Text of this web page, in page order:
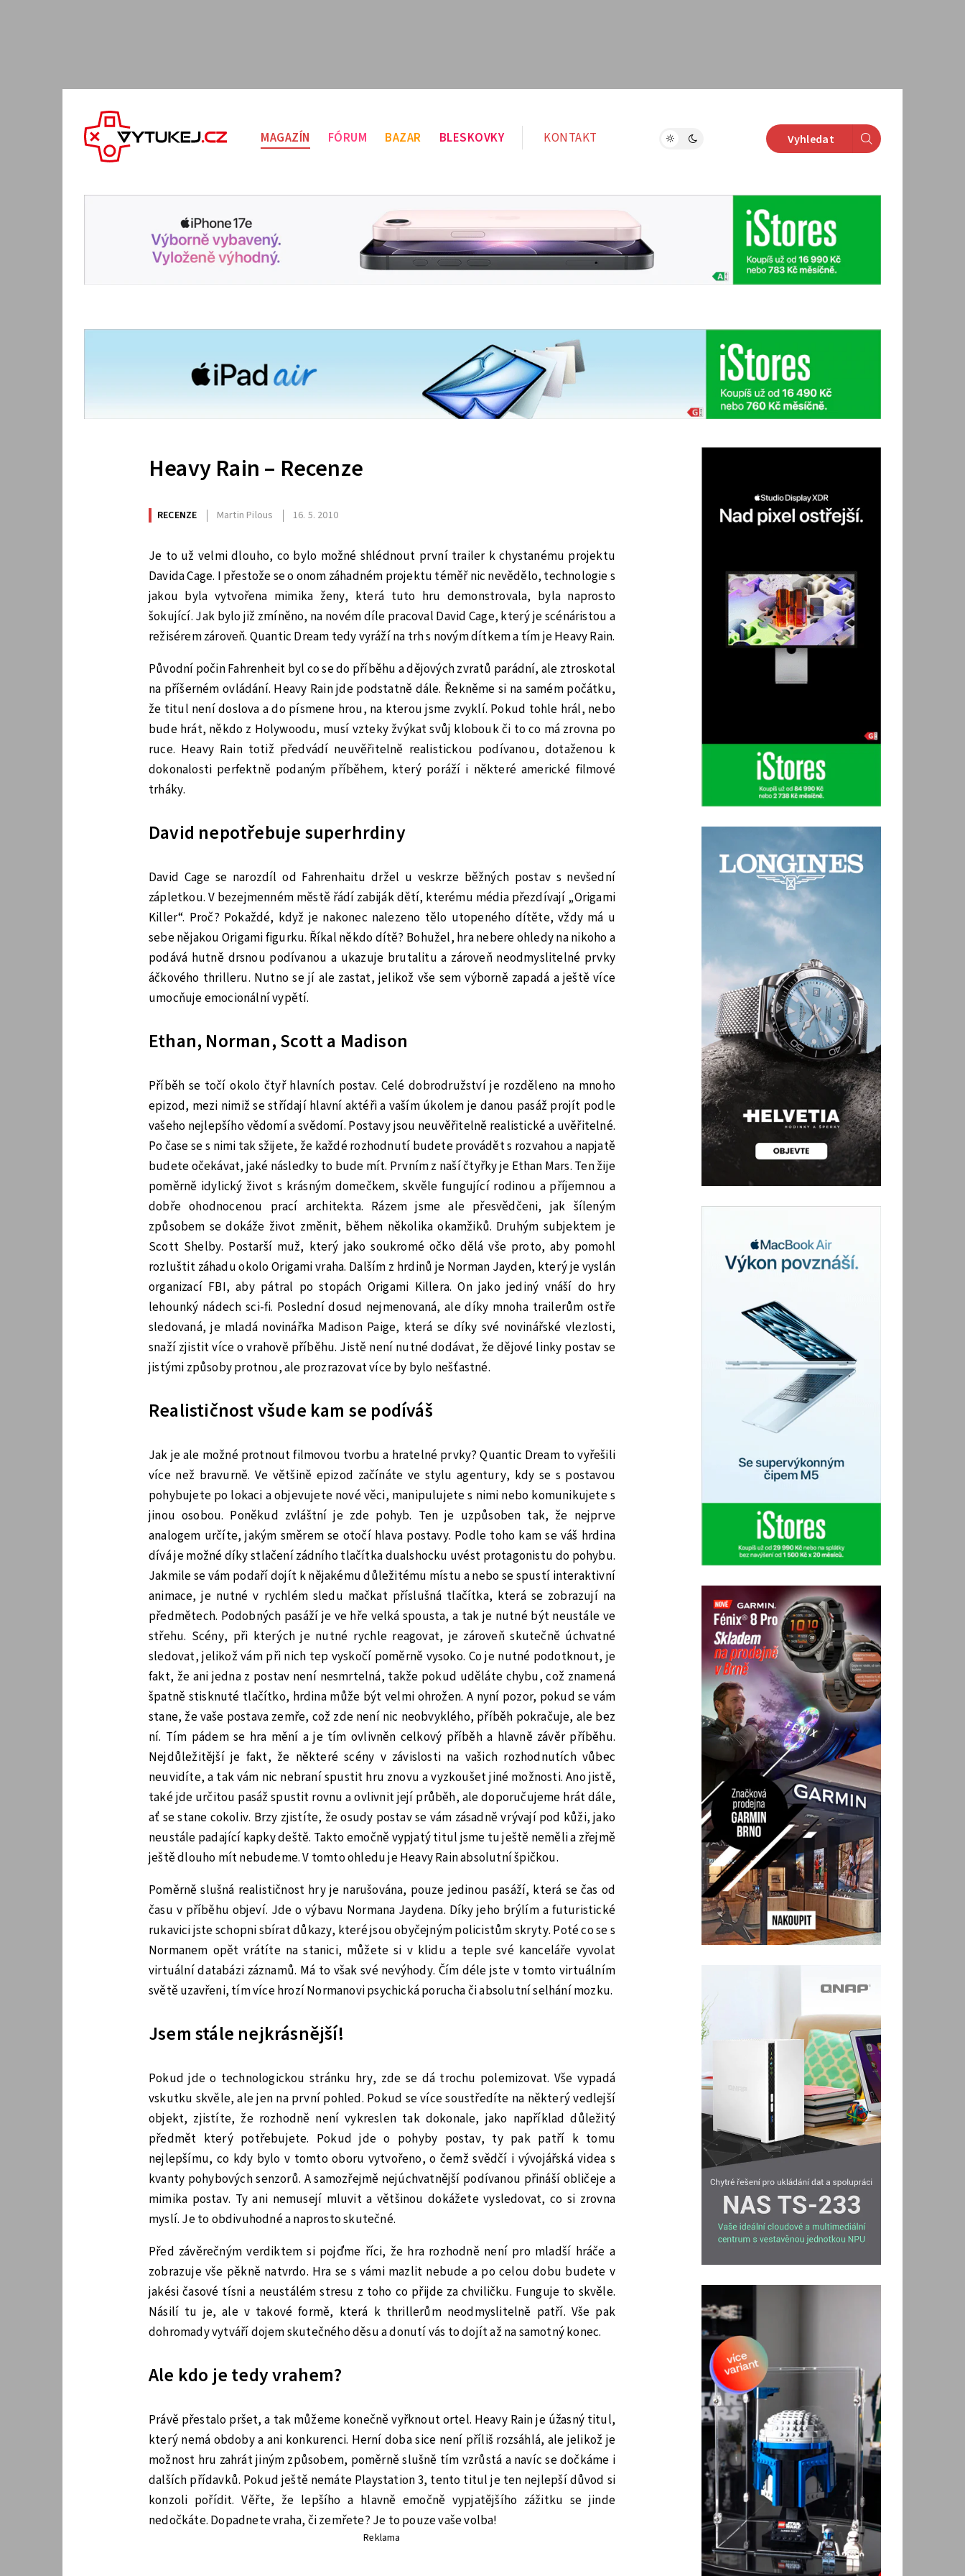
MAGAZÍN FÓRUM BAZAR BLESKOVKY KONTAKT Vyhledat
Heavy Rain – Recenze
RECENZE Martin Pilous 16. 5. 2010
Je to už velmi dlouho, co bylo možné shlédnout první trailer k chystanému projektu
Davida Cage. I přestože se o onom záhadném projektu téměř nic nevědělo, technologie s
jakou byla vytvořena mimika ženy, která tuto hru demonstrovala, byla naprosto
šokující. Jak bylo již zmíněno, na novém díle pracoval David Cage, který je scénáristou a
režisérem zároveň. Quantic Dream tedy vyráží na trh s novým dítkem a tím je Heavy Rain.
Původní počin Fahrenheit byl co se do příběhu a dějových zvratů parádní, ale ztroskotal
na příšerném ovládání. Heavy Rain jde podstatně dále. Řekněme si na samém počátku,
že titul není doslova a do písmene hrou, na kterou jsme zvyklí. Pokud tohle hrál, nebo
bude hrát, někdo z Holywoodu, musí vzteky žvýkat svůj klobouk či to co má zrovna po
ruce. Heavy Rain totiž předvádí neuvěřitelně realistickou podívanou, dotaženou k
dokonalosti perfektně podaným příběhem, který poráží i některé americké filmové
trháky.
David nepotřebuje superhrdiny
David Cage se narozdíl od Fahrenhaitu držel u veskrze běžných postav s nevšední
zápletkou. V bezejmenném městě řádí zabiják dětí, kterému média přezdívají „Origami
Killer“. Proč? Pokaždé, když je nakonec nalezeno tělo utopeného dítěte, vždy má u
sebe nějakou Origami figurku. Říkal někdo dítě? Bohužel, hra nebere ohledy na nikoho a
podává hutně drsnou podívanou a ukazuje brutalitu a zároveň neodmyslitelné prvky
áčkového thrilleru. Nutno se jí ale zastat, jelikož vše sem výborně zapadá a ještě více
umocňuje emocionální vypětí.
Ethan, Norman, Scott a Madison
Příběh se točí okolo čtyř hlavních postav. Celé dobrodružství je rozděleno na mnoho
epizod, mezi nimiž se střídají hlavní aktéři a vaším úkolem je danou pasáž projít podle
vašeho nejlepšího vědomí a svědomí. Postavy jsou neuvěřitelně realistické a uvěřitelné.
Po čase se s nimi tak sžijete, že každé rozhodnutí budete provádět s rozvahou a napjatě
budete očekávat, jaké následky to bude mít. Prvním z naší čtyřky je Ethan Mars. Ten žije
poměrně idylický život s krásným domečkem, skvěle fungující rodinou a příjemnou a
dobře ohodnocenou prací architekta. Rázem jsme ale přesvědčeni, jak šíleným
způsobem se dokáže život změnit, během několika okamžiků. Druhým subjektem je
Scott Shelby. Postarší muž, který jako soukromé očko dělá vše proto, aby pomohl
rozluštit záhadu okolo Origami vraha. Dalším z hrdinů je Norman Jayden, který je vyslán
organizací FBI, aby pátral po stopách Origami Killera. On jako jediný vnáší do hry
lehounký nádech sci-fi. Poslední dosud nejmenovaná, ale díky mnoha trailerům ostře
sledovaná, je mladá novinářka Madison Paige, která se díky své novinářské vlezlosti,
snaží zjistit více o vrahově příběhu. Jistě není nutné dodávat, že dějové linky postav se
jistými způsoby protnou, ale prozrazovat více by bylo nešťastné.
Realističnost všude kam se podíváš
Jak je ale možné protnout filmovou tvorbu a hratelné prvky? Quantic Dream to vyřešili
více než bravurně. Ve většině epizod začínáte ve stylu agentury, kdy se s postavou
pohybujete po lokaci a objevujete nové věci, manipulujete s nimi nebo komunikujete s
jinou osobou. Poněkud zvláštní je zde pohyb. Ten je uzpůsoben tak, že nejprve
analogem určíte, jakým směrem se otočí hlava postavy. Podle toho kam se váš hrdina
dívá je možné díky stlačení zádního tlačítka dualshocku uvést protagonistu do pohybu.
Jakmile se vám podaří dojít k nějakému důležitému místu a nebo se spustí interaktivní
animace, je nutné v rychlém sledu mačkat příslušná tlačítka, která se zobrazují na
předmětech. Podobných pasáží je ve hře velká spousta, a tak je nutné být neustále ve
střehu. Scény, při kterých je nutné rychle reagovat, je zároveň skutečně úchvatné
sledovat, jelikož vám při nich tep vyskočí poměrně vysoko. Co je nutné podotknout, je
fakt, že ani jedna z postav není nesmrtelná, takže pokud uděláte chybu, což znamená
špatně stisknuté tlačítko, hrdina může být velmi ohrožen. A nyní pozor, pokud se vám
stane, že vaše postava zemře, což zde není nic neobvyklého, příběh pokračuje, ale bez
ní. Tím pádem se hra mění a je tím ovlivněn celkový příběh a hlavně závěr příběhu.
Nejdůležitější je fakt, že některé scény v závislosti na vašich rozhodnutích vůbec
neuvidíte, a tak vám nic nebraní spustit hru znovu a vyzkoušet jiné možnosti. Ano jistě,
také jde určitou pasáž spustit rovnu a ovlivnit její průběh, ale doporučujeme hrát dále,
ať se stane cokoliv. Brzy zjistíte, že osudy postav se vám zásadně vrývají pod kůži, jako
neustále padající kapky deště. Takto emočně vypjatý titul jsme tu ještě neměli a zřejmě
ještě dlouho mít nebudeme. V tomto ohledu je Heavy Rain absolutní špičkou.
Poměrně slušná realističnost hry je narušována, pouze jedinou pasáží, která se čas od
času v příběhu objeví. Jde o výbavu Normana Jaydena. Díky jeho brýlím a futuristické
rukavici jste schopni sbírat důkazy, které jsou obyčejným policistům skryty. Poté co se s
Normanem opět vrátíte na stanici, můžete si v klidu a teple své kanceláře vyvolat
virtuální databázi záznamů. Má to však své nevýhody. Čím déle jste v tomto virtuálním
světě uzavřeni, tím více hrozí Normanovi psychická porucha či absolutní selhání mozku.
Jsem stále nejkrásnější!
Pokud jde o technologickou stránku hry, zde se dá trochu polemizovat. Vše vypadá
vskutku skvěle, ale jen na první pohled. Pokud se více soustředíte na některý vedlejší
objekt, zjistíte, že rozhodně není vykreslen tak dokonale, jako například důležitý
předmět který potřebujete. Pokud jde o pohyby postav, ty pak patří k tomu
nejlepšímu, co kdy bylo v tomto oboru vytvořeno, o čemž svědčí i vývojářská videa s
kvanty pohybových senzorů. A samozřejmě nejúchvatnější podívanou přináší obličeje a
mimika postav. Ty ani nemusejí mluvit a většinou dokážete vysledovat, co si zrovna
myslí. Je to obdivuhodné a naprosto skutečné.
Před závěrečným verdiktem si pojďme říci, že hra rozhodně není pro mladší hráče a
zobrazuje vše pěkně natvrdo. Hra se s vámi mazlit nebude a po celou dobu budete v
jakési časové tísni a neustálém stresu z toho co přijde za chviličku. Funguje to skvěle.
Násilí tu je, ale v takové formě, která k thrillerům neodmyslitelně patří. Vše pak
dohromady vytváří dojem skutečného děsu a donutí vás to dojít až na samotný konec.
Ale kdo je tedy vrahem?
Právě přestalo pršet, a tak můžeme konečně vyřknout ortel. Heavy Rain je úžasný titul,
který nemá obdoby a ani konkurenci. Herní doba sice není příliš rozsáhlá, ale jelikož je
možnost hru zahrát jiným způsobem, poměrně slušně tím vzrůstá a navíc se dočkáme i
dalších přídavků. Pokud ještě nemáte Playstation 3, tento titul je ten nejlepší důvod si
konzoli pořídit. Věřte, že lepšího a hlavně emočně vypjatějšího zážitku se jinde
nedočkáte. Dopadnete vraha, či zemřete? Je to pouze vaše volba!
Reklama